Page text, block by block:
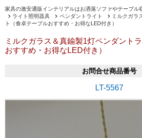
家具の激安通販インテリアルはお洒落ソファやテーブル
ライト照明器具
ペンダントライト
ミルクガラ
ト（食卓テーブルおすすめ・お得なLED付き）
ミルクガラス＆真鍮製1灯ペンダント
おすすめ・お得なLED付き）
お問合せ商品番号
LT-5567